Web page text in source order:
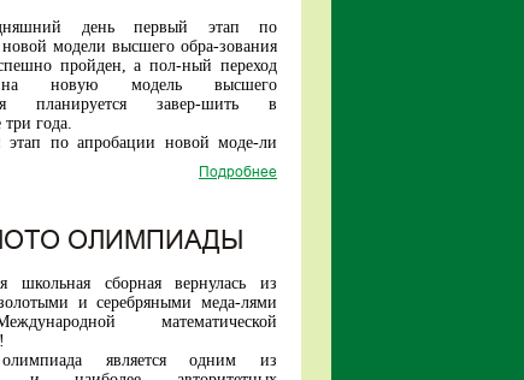
день первый этап по
модели высшего обра-зования
пройден, а пол-ный переход
новую модель высшего
планируется завер-шить в
года.
этап по апробации новой моде-ли
в проект вошли шесть ведущих
МПГУ.
текущего года в эксперименте
17 вузов.
вузов проекта в этому году
студентов уже только на новые
про-граммы.
модели высшего образо-вания
студента в один этап (быть
Подробнее
ОЛИМПИАДЫ
школьная сборная вернулась из
и серебряными меда-лями
математической
является одним из